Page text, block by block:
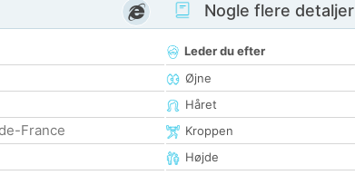
France
Nogle flere detaljer
Leder du efter
Øjne
Håret
Kroppen
Højde